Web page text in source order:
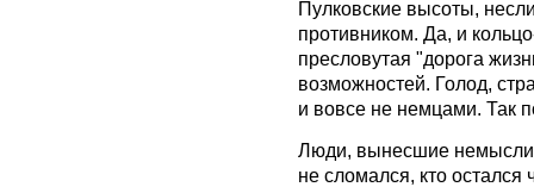
Пулковские высоты,
противником. Да, и
пресловутая "дорога
возможностей. Голод,
и вовсе не немцами. Так
Люди, вынесшие
не сломался, кто